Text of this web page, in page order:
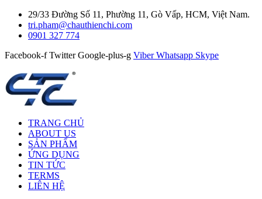
29/33 Đường Số 11, Phường 11, Gò Vấp, HCM, Việt Nam.
tri.pham@chauthienchi.com
0901 327 774
Facebook-f Twitter Google-plus-g Viber Whatsapp Skype
TRANG CHỦ
ABOUT US
SẢN PHẨM
ỨNG DỤNG
TIN TỨC
TERMS
LIÊN HỆ